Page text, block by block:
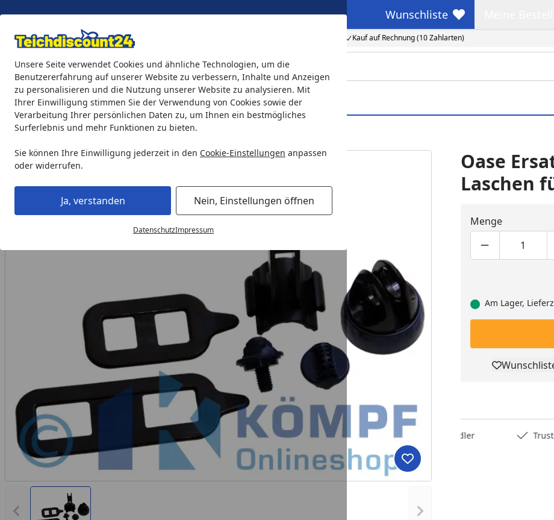
Unsere Seite verwendet Cookies und ähnliche Technologien, um die
Benutzererfahrung auf unserer Website zu verbessern, Inhalte und Anzeigen
zu personalisieren und die Nutzung unserer Website zu analysieren. Mit
Ihrer Einwilligung stimmen Sie der Verwendung von Cookies sowie der
Verarbeitung Ihrer persönlichen Daten zu, um Ihnen ein bestmögliches
Surferlebnis und mehr Funktionen zu bieten.
Sie können Ihre Einwilligung jederzeit in den Cookie-Einstellungen anpassen
oder widerrufen.
Ja, verstanden Nein, Einstellungen öffnen
DatenschutzImpressum
Eigene Montage-Teams Kauf auf Rechnung (10 Zahlarten)
Wunschliste
Wunschliste
Teichprodukte Aquaristik Söll Teichpflege & Fischfutter
Oase Ersatz Düsenhalterung + Laschen für LunAqua3 (27566)
Vorheriges Bild anzeigen Nächstes Bild anzeigen
Produkt zur Wunschliste
Oase
Laschen
Menge
Am Lager,
Rechnungskauf Montageservice Deutschlands bester Händler Trusted